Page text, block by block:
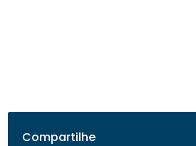
Compartilhe